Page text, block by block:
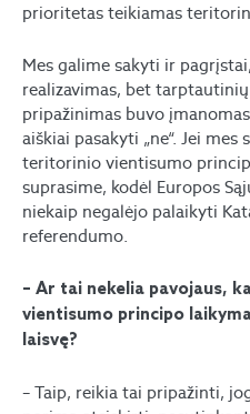
prioritetas teikiamas
Mes galime sakyti ir
realizavimas, bet
pripažinimas buvo
aiškiai pasakyti „ne“. Jei mes
teritorinio vientisumo
suprasime, kodėl Europos
niekaip negalėjo palaikyti
referendumo.
– Ar tai nekelia pavojaus,
vientisumo principo
laisvę?
– Taip, reikia tai pripažinti,